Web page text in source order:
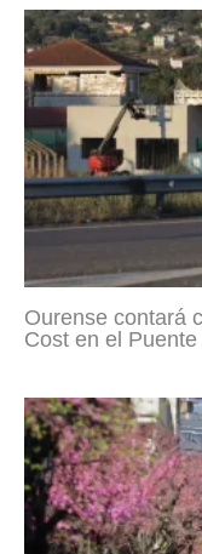
Ourense contará
Cost en el